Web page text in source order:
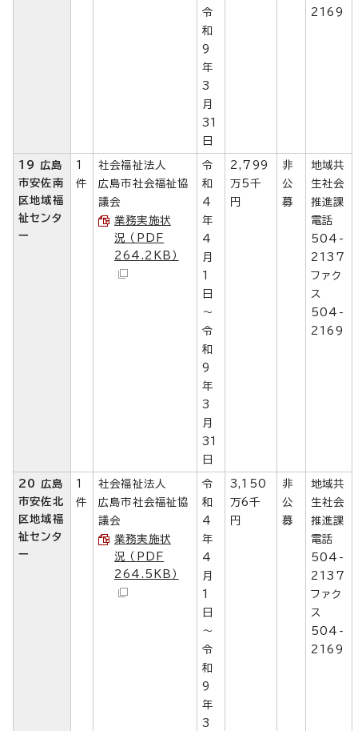
令
和
9
年
3
月
31
日
2169
19 広島
市安佐南
区地域福
祉センタ
ー
1
件
社会福祉法人
広島市社会福祉協
議会
業務実施状
況 （PDF
264.2KB）
令
和
4
年
4
月
1
日
～
令
和
9
年
3
月
31
日
2,799
万5千
円
非
公
募
地域共
生社会
推進課
電話
504-
2137
ファク
ス
504-
2169
20 広島
市安佐北
区地域福
祉センタ
ー
1
件
社会福祉法人
広島市社会福祉協
議会
業務実施状
況 （PDF
264.5KB）
令
和
4
年
4
月
1
日
～
令
和
9
年
3
3,150
万6千
円
非
公
募
地域共
生社会
推進課
電話
504-
2137
ファク
ス
504-
2169